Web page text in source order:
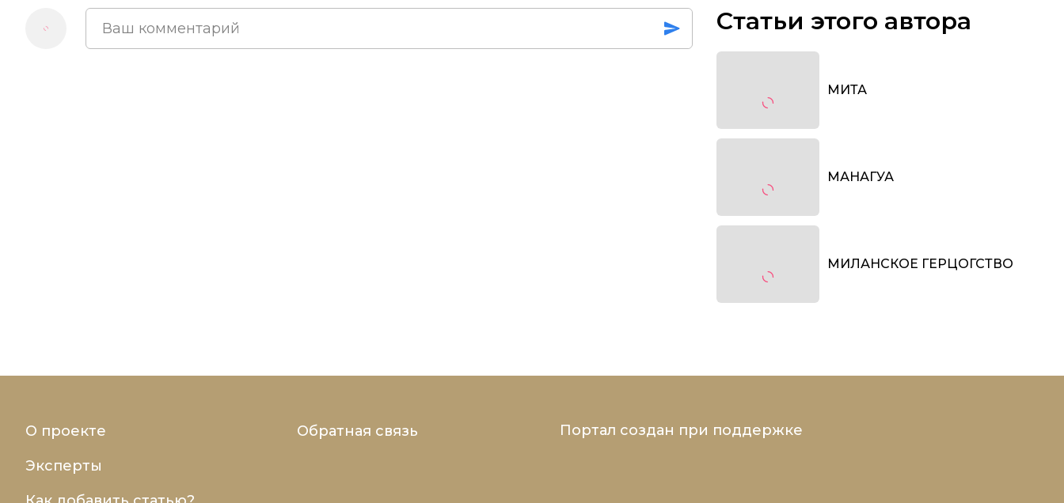
Статьи этого автора
МИТА
МАНАГУА
МИЛАНСКОЕ ГЕРЦОГСТВО
О проекте
Эксперты
Обратная связь Портал создан при поддержке